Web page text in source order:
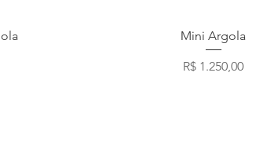
Visualização rápida
Mini Argola
Preço
R$ 1.250,00